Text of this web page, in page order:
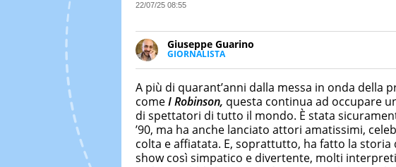
22/07/25 08:55
Giuseppe Guarino
GIORNALISTA
Ph(D) in Diritto Comparato e processi di
numerose testate ed è presidente
A più di quarant’anni dalla messa in onda della
comeI Robinson, questa continua ad occupare
di spettatori di tutto il mondo. È stata
’90, ma ha anche lanciato attori amatissimi,
colta e affiatata. E, soprattutto, ha fatto la
show così simpatico e divertente, molti